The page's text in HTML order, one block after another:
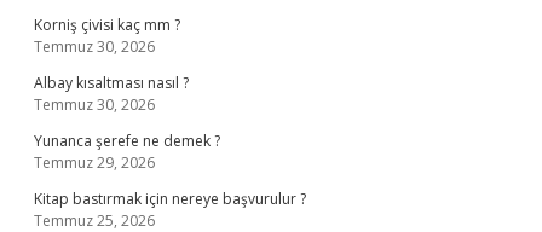
Korniş çivisi kaç mm ?
Temmuz 30, 2026
Albay kısaltması nasıl ?
Temmuz 30, 2026
Yunanca şerefe ne demek ?
Temmuz 29, 2026
Kitap bastırmak için nereye başvurulur ?
Temmuz 25, 2026